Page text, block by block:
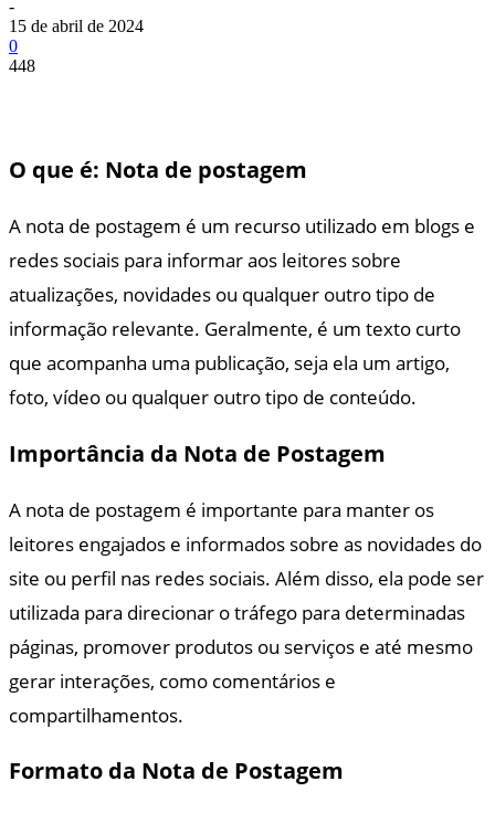
-
15 de abril de 2024
0
448
O que é: Nota de postagem
A nota de postagem é um recurso utilizado em blogs e
redes sociais para informar aos leitores sobre
atualizações, novidades ou qualquer outro tipo de
informação relevante. Geralmente, é um texto curto
que acompanha uma publicação, seja ela um artigo,
foto, vídeo ou qualquer outro tipo de conteúdo.
Importância da Nota de Postagem
A nota de postagem é importante para manter os
leitores engajados e informados sobre as novidades do
site ou perfil nas redes sociais. Além disso, ela pode ser
utilizada para direcionar o tráfego para determinadas
páginas, promover produtos ou serviços e até mesmo
gerar interações, como comentários e
compartilhamentos.
Formato da Nota de Postagem